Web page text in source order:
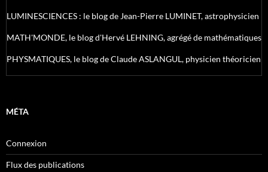
LUMINESCIENCES : le blog de Jean-Pierre LUMINET, astrophysicien
MATH'MONDE, le blog d'Hervé LEHNING, agrégé de mathématiques
PHYSMATIQUES, le blog de Claude ASLANGUL, physicien théoricien
MÉTA
Connexion
Flux des publications